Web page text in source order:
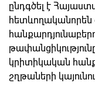
ընդգծել է
կրիտիկական
շղթաների